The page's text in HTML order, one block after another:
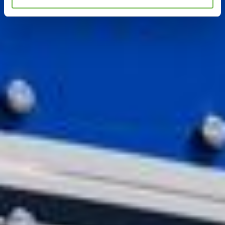
erhobenen Daten in den USA durch Google und
werden vom Europäischen Gerichtshof als ein Land mit
einem nach EU-Standards unzureichendem
Datenschutzniveau eingeschätzt. Es besteht
insbesondere das Risiko, dass Ihre Daten durch US-
Behörden, zu Kontroll- und zu Überwachungszwecken,
möglicherweise auch ohne Rechtsbehelfsmöglichkeiten,
verarbeitet werden können. Wenn Sie auf "Auswahl
manuell festlegen" klicken und keine der optionalen
Boxen (Präferenzen, Statistiken oder Marketing
ausgewählt haben, findet die vorgehend beschriebene
Übermittlung nicht statt. Weitere Informationen erhalten
Sie in unseren Datenschutzhinweisen.
Ausführlich informieren wir Sie darüber gerne hier:
Datenschutz